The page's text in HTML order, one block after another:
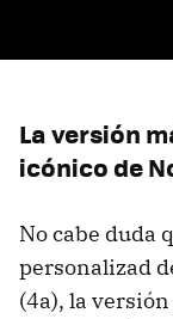
La versión
icónico de
No cabe duda
personalizad
(4a), la